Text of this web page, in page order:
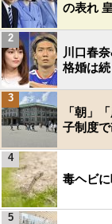
の表れ
川口春
格婚は
2
「朝」
子制度で
3
毒ヘビ
4
5